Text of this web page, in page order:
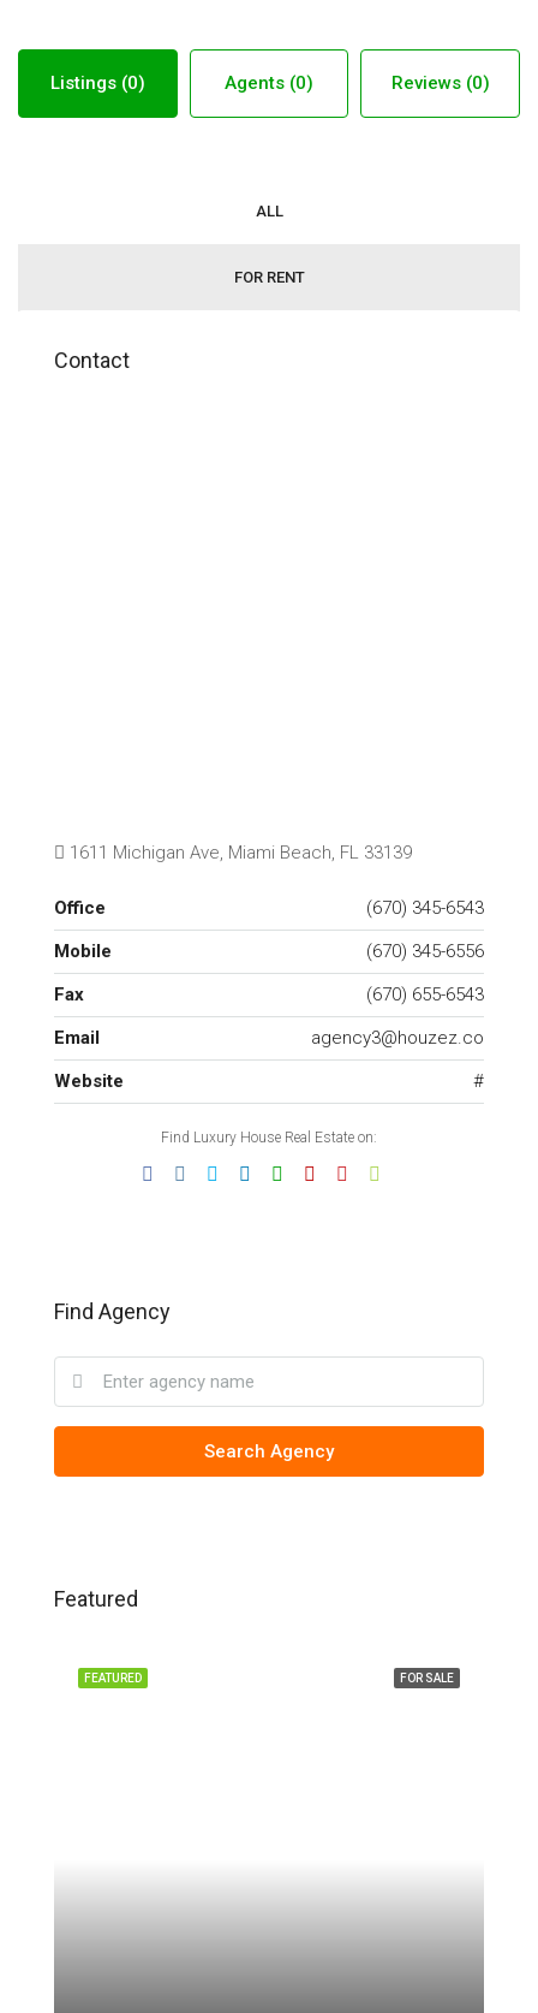
Listings (0) Agents (0) Reviews (0)
ALL
FOR RENT
Contact
1611 Michigan Ave, Miami Beach, FL 33139
Office
(670) 345-6543
Mobile
(670) 345-6556
Fax
(670) 655-6543
Email
agency3@houzez.co
Website
#
Find Luxury House Real Estate on:
Find Agency
Search Agency
Featured
FOR SALE
FEATURED